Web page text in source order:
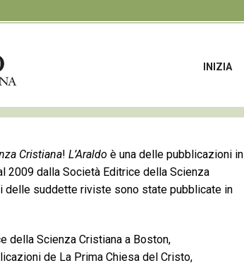
INIZIA
Cristiana! L’Araldo è una delle pubblicazioni in
2009 dalla Società Editrice della Scienza
delle suddette riviste sono state pubblicate in
della Scienza Cristiana a Boston,
de La Prima Chiesa del Cristo,